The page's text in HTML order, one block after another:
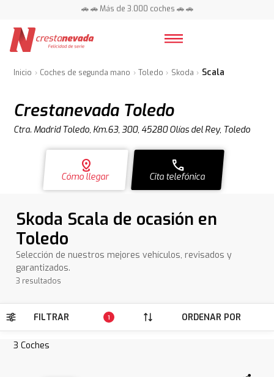
🚗 🚗 Más de 3.000 coches 🚗 🚗
Inicio Coches de segunda mano Toledo Skoda Scala
Crestanevada Toledo
Ctra. Madrid Toledo, Km.63, 300, 45280 Olías del Rey, Toledo
distance
Cómo llegar
call
Cita telefónica
Skoda Scala de ocasión en
Toledo
Selección de nuestros mejores vehículos, revisados y
garantizados.
3 resultados
FILTRAR 1 ORDENAR POR
3 Coches